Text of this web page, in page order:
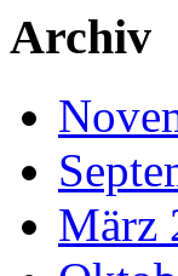
Archiv
März